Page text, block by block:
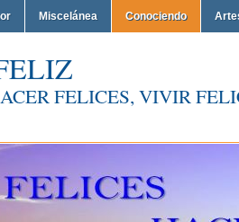
Miscelánea Conociendo
FELICES, VIVIR